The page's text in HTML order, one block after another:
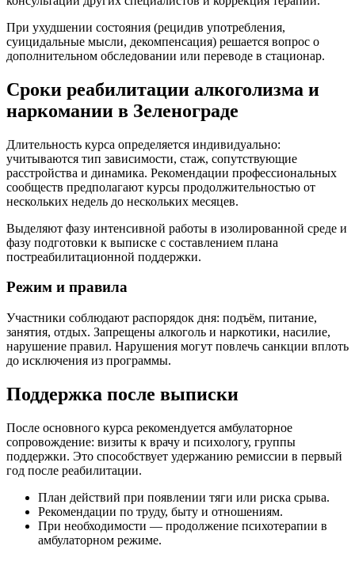
При ухудшении состояния (рецидив употребления,
суицидальные мысли, декомпенсация) решается вопрос о
дополнительном обследовании или переводе в стационар.
Сроки реабилитации алкоголизма и
наркомании в Зеленограде
Длительность курса определяется индивидуально:
учитываются тип зависимости, стаж, сопутствующие
расстройства и динамика. Рекомендации профессиональных
сообществ предполагают курсы продолжительностью от
нескольких недель до нескольких месяцев.
Выделяют фазу интенсивной работы в изолированной среде и
фазу подготовки к выписке с составлением плана
постреабилитационной поддержки.
Режим и правила
Участники соблюдают распорядок дня: подъём, питание,
занятия, отдых. Запрещены алкоголь и наркотики, насилие,
нарушение правил. Нарушения могут повлечь санкции вплоть
до исключения из программы.
Поддержка после выписки
После основного курса рекомендуется амбулаторное
сопровождение: визиты к врачу и психологу, группы
поддержки. Это способствует удержанию ремиссии в первый
год после реабилитации.
План действий при появлении тяги или риска срыва.
Рекомендации по труду, быту и отношениям.
При необходимости — продолжение психотерапии в
амбулаторном режиме.